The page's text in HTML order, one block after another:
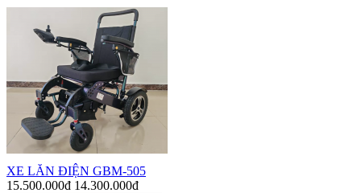
XE LĂN ĐIỆN GBM-505
15.500.000đ 14.300.000đ